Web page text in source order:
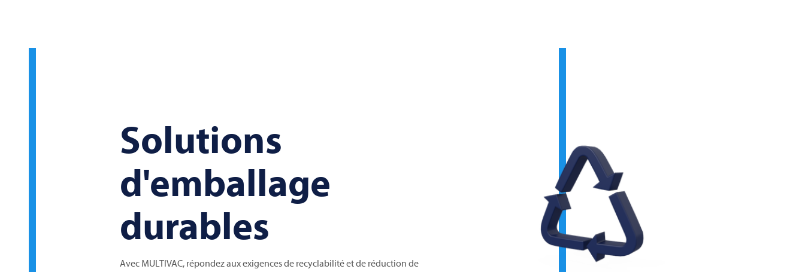
Solutions
d'emballage
durables
Avec MULTIVAC, répondez aux exigences de recyclabilité et de réduction de